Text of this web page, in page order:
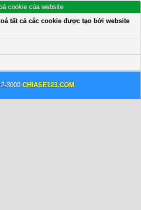
cookie của website
tất cả các cookie được tạo bởi website
3000 CHIASE123.COM